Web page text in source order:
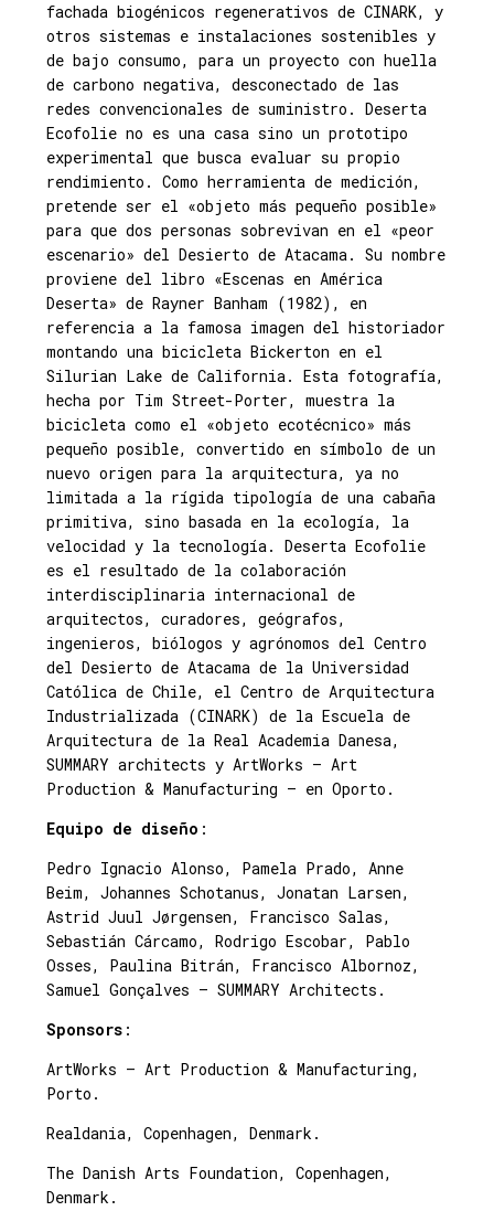
fachada biogénicos regenerativos de CINARK, y
otros sistemas e instalaciones sostenibles y
de bajo consumo, para un proyecto con huella
de carbono negativa, desconectado de las
redes convencionales de suministro. Deserta
Ecofolie no es una casa sino un prototipo
experimental que busca evaluar su propio
rendimiento. Como herramienta de medición,
pretende ser el «objeto más pequeño posible»
para que dos personas sobrevivan en el «peor
escenario» del Desierto de Atacama. Su nombre
proviene del libro «Escenas en América
Deserta» de Rayner Banham (1982), en
referencia a la famosa imagen del historiador
montando una bicicleta Bickerton en el
Silurian Lake de California. Esta fotografía,
hecha por Tim Street-Porter, muestra la
bicicleta como el «objeto ecotécnico» más
pequeño posible, convertido en símbolo de un
nuevo origen para la arquitectura, ya no
limitada a la rígida tipología de una cabaña
primitiva, sino basada en la ecología, la
velocidad y la tecnología. Deserta Ecofolie
es el resultado de la colaboración
interdisciplinaria internacional de
arquitectos, curadores, geógrafos,
ingenieros, biólogos y agrónomos del Centro
del Desierto de Atacama de la Universidad
Católica de Chile, el Centro de Arquitectura
Industrializada (CINARK) de la Escuela de
Arquitectura de la Real Academia Danesa,
SUMMARY architects y ArtWorks – Art
Production & Manufacturing – en Oporto.
Equipo de diseño :
Pedro Ignacio Alonso, Pamela Prado, Anne
Beim, Johannes Schotanus, Jonatan Larsen,
Astrid Juul Jørgensen, Francisco Salas,
Sebastián Cárcamo, Rodrigo Escobar, Pablo
Osses, Paulina Bitrán, Francisco Albornoz,
Samuel Gonçalves – SUMMARY Architects.
Sponsors :
ArtWorks – Art Production & Manufacturing,
Porto.
Realdania, Copenhagen, Denmark.
The Danish Arts Foundation, Copenhagen,
Denmark.